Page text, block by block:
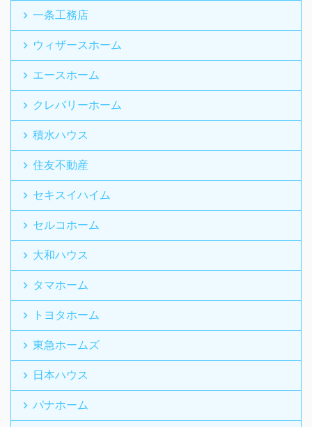
一条工務店
ウィザースホーム
エースホーム
クレバリーホーム
積水ハウス
住友不動産
セキスイハイム
セルコホーム
大和ハウス
タマホーム
トヨタホーム
東急ホームズ
日本ハウス
パナホーム